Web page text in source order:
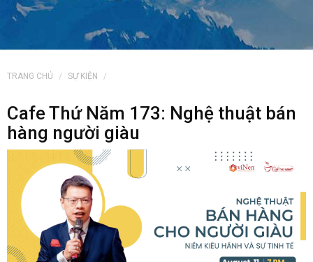
TRANG CHỦ SỰ KIỆN
Cafe Thứ Năm 173: Nghệ thuật bán
hàng người giàu